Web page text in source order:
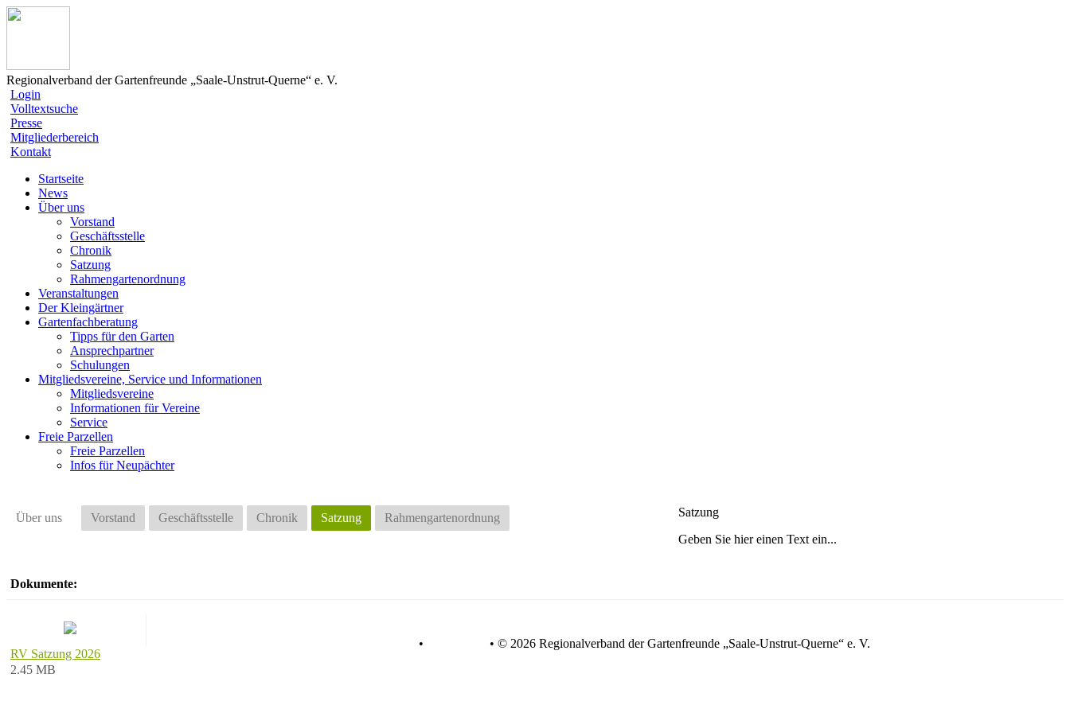
Regionalverband der Gartenfreunde „Saale-Unstrut-Querne“ e. V.
Login
Volltextsuche
Presse
Mitgliederbereich
Kontakt
Startseite
News
Über uns
Vorstand
Geschäftsstelle
Chronik
Satzung
Rahmengartenordnung
Veranstaltungen
Der Kleingärtner
Gartenfachberatung
Tipps für den Garten
Ansprechpartner
Schulungen
Mitgliedsvereine, Service und Informationen
Mitgliedsvereine
Informationen für Vereine
Service
Freie Parzellen
Freie Parzellen
Infos für Neupächter
Über uns Vorstand Geschäftsstelle Chronik Satzung Rahmengartenordnung
Satzung
Geben Sie hier einen Text ein...
Dokumente:
RV Satzung 2026
2.45 MB
• • © 2026 Regionalverband der Gartenfreunde „Saale-Unstrut-Querne“ e. V.